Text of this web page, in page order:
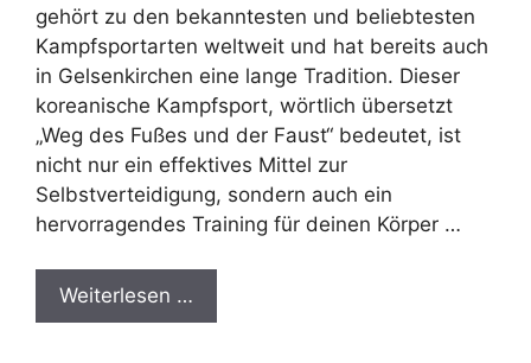
gehört zu den bekanntesten und beliebtesten
Kampfsportarten weltweit und hat bereits auch
in Gelsenkirchen eine lange Tradition. Dieser
koreanische Kampfsport, wörtlich übersetzt
„Weg des Fußes und der Faust“ bedeutet, ist
nicht nur ein effektives Mittel zur
Selbstverteidigung, sondern auch ein
hervorragendes Training für deinen Körper …
Weiterlesen …